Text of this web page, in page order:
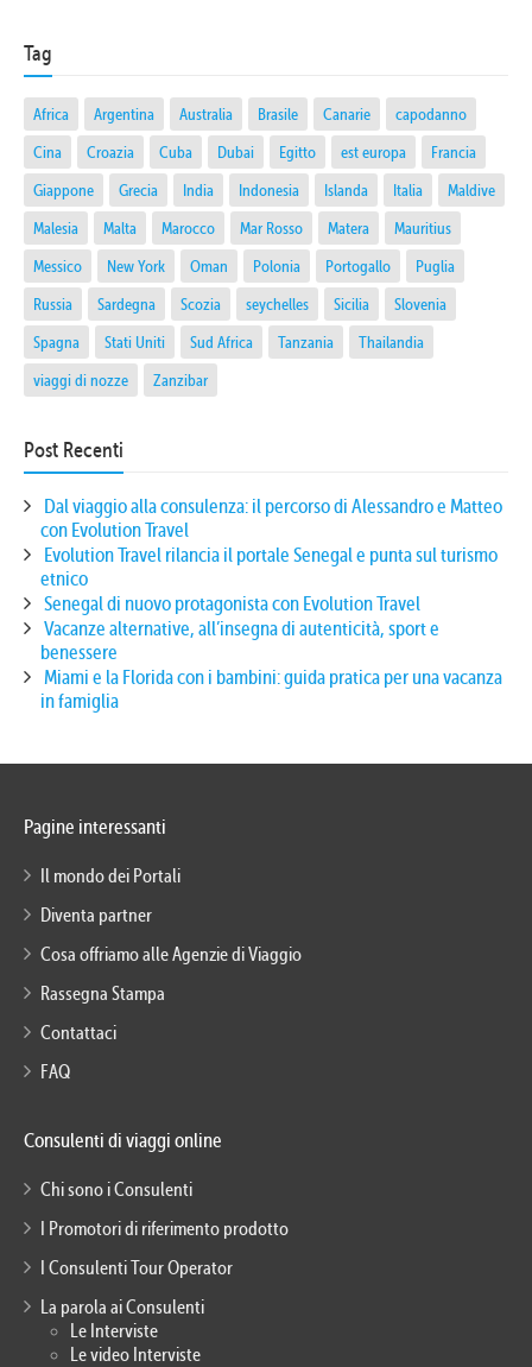
Tag
Africa Argentina Australia Brasile Canarie
capodanno
Cina
Croazia Cuba Dubai Egitto est europa
Francia
Giappone
Grecia India Indonesia Islanda Italia
Maldive
Malesia
Malta Marocco Mar Rosso Matera
Mauritius
Messico
New York Oman Polonia Portogallo
Puglia
Russia
Sardegna Scozia seychelles Sicilia
Slovenia
Spagna
Stati Uniti Sud Africa Tanzania
Thailandia
viaggi di nozze
Zanzibar
Post Recenti
Dal viaggio alla consulenza: il percorso di Alessandro e Matteo
con Evolution Travel
Evolution Travel rilancia il portale Senegal e punta sul turismo
etnico
Senegal di nuovo protagonista con Evolution Travel
Vacanze alternative, all’insegna di autenticità, sport e
benessere
Miami e la Florida con i bambini: guida pratica per una vacanza
in famiglia
Pagine interessanti
Il mondo dei Portali
Diventa partner
Cosa offriamo alle Agenzie di Viaggio
Rassegna Stampa
Contattaci
FAQ
Consulenti di viaggi online
Chi sono i Consulenti
I Promotori di riferimento prodotto
I Consulenti Tour Operator
La parola ai Consulenti
Le Interviste
Le video Interviste